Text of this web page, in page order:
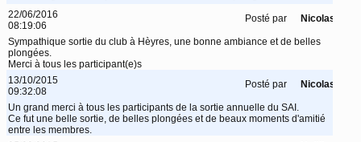
22/06/2016
08:19:06
Posté par Nicolas
Sympathique sortie du club à Hèyres, une bonne ambiance et de belles
plongées.
Merci à tous les participant(e)s
13/10/2015
09:32:08
Posté par Nicolas
Un grand merci à tous les participants de la sortie annuelle du SAI.
Ce fut une belle sortie, de belles plongées et de beaux moments d'amitié
entre les membres.